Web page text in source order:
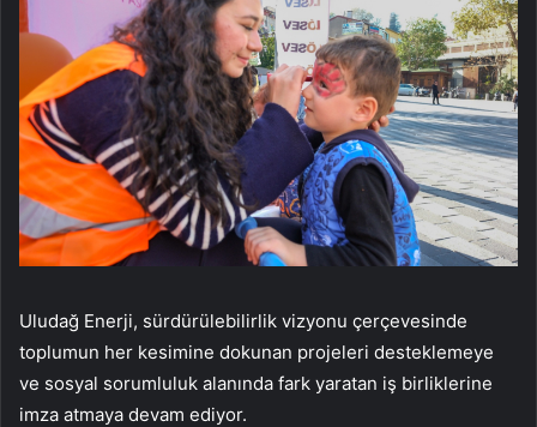
Uludağ Enerji, sürdürülebilirlik vizyonu çerçevesinde
toplumun her kesimine dokunan projeleri desteklemeye
ve sosyal sorumluluk alanında fark yaratan iş birliklerine
imza atmaya devam ediyor.